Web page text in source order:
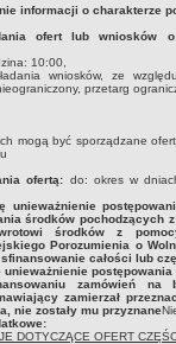
informacji o charakterze
ofert lub wniosków
10:00
wniosków, ze
przetarg
mogą być sporządzane
ofertą: do: okres w
unieważnienie
środków pochodzących
środków z
Porozumienia o
całości lub
unieważnienie
zamówień na
zamierzał
nie zostały mu przyznane
DOTYCZĄCE OFERT